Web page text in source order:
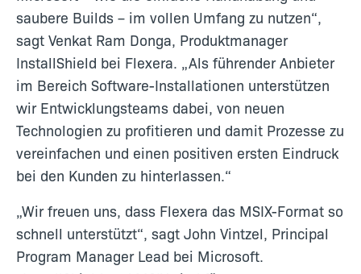
saubere Builds – im vollen Umfang zu nutzen“,
sagt Venkat Ram Donga, Produktmanager
InstallShield bei Flexera. „Als führender Anbieter
im Bereich Software-Installationen unterstützen
wir Entwicklungsteams dabei, von neuen
Technologien zu profitieren und damit Prozesse zu
vereinfachen und einen positiven ersten Eindruck
bei den Kunden zu hinterlassen.“
„Wir freuen uns, dass Flexera das MSIX-Format so
schnell unterstützt“, sagt John Vintzel, Principal
Program Manager Lead bei Microsoft.